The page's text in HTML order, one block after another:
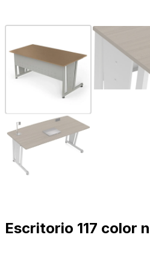
Escritorio 117 color